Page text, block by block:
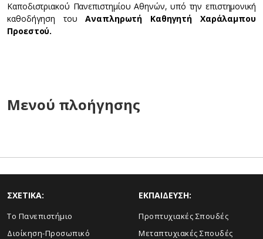
Καποδιστριακού Πανεπιστημίου Αθηνών, υπό την επιστημονική
καθοδήγηση τουΑναπληρωτή Καθηγητή Χαράλαμπου
Προεστού.
Μενού πλοήγησης
ΣΧΕΤΙΚΑ:
Το Πανεπιστήμιο
Διοίκηση-Προσωπικό
ΕΚΠΑΙΔΕΥΣΗ:
Προπτυχιακές Σπουδές
Μεταπτυχιακές Σπουδές